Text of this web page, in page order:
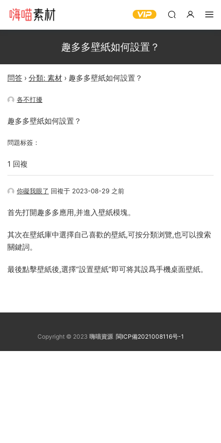
趣多多壁紙如何設置？
問答 › 分類: 素材 › 趣多多壁紙如何設置？
各不打擾
趣多多壁紙如何設置？
問題标簽：
1 回複
你礙我眼了 回複于 2023-08-29 之前
首先打開趣多多應用,并進入壁紙模塊。
其次在壁紙庫中選擇自己喜歡的壁紙,可按分類浏覽,也可以搜索
關鍵詞。
最後點擊壁紙後,選擇“設置壁紙”即可将其設爲手機桌面壁紙。
Copyright © 2023 嗨喵資源 閩ICP備2021008116号-1